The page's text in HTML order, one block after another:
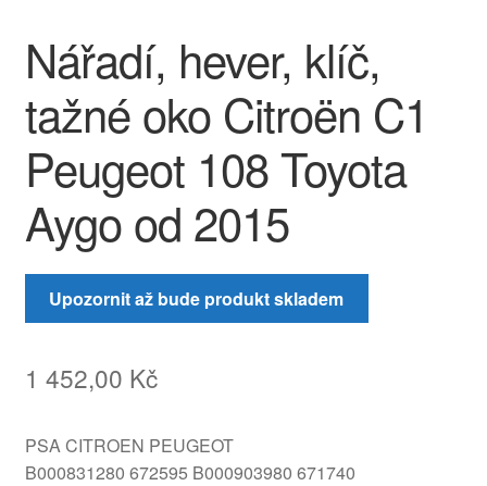
Reklamace
Reklamační řád
Vrakoviště Citroën
Nářadí, hever, klíč,
tažné oko Citroën C1
Peugeot 108 Toyota
Aygo od 2015
Upozornit až bude produkt skladem
1 452,00 Kč
PSA CITROEN PEUGEOT
B000831280 672595 B000903980 671740